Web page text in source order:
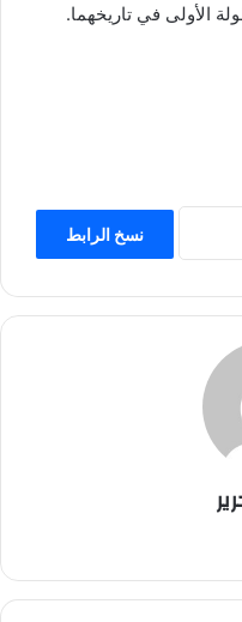
الأولى في تاريخهما.
نسخ الرابط